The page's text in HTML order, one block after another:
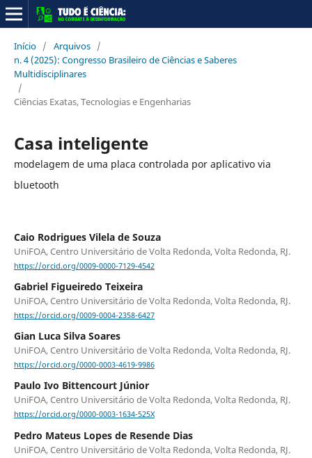
Início / Arquivos /
n. 4 (2025): Congresso Brasileiro de Ciências e Saberes
Multidisciplinares
/
Ciências Exatas, Tecnologias e Engenharias
Casa inteligente
modelagem de uma placa controlada por aplicativo via
bluetooth
Caio Rodrigues Vilela de Souza
UniFOA, Centro Universitário de Volta Redonda, Volta Redonda, RJ.
https://orcid.org/0009-0000-7129-4542
Gabriel Figueiredo Teixeira
UniFOA, Centro Universitário de Volta Redonda, Volta Redonda, RJ.
https://orcid.org/0009-0004-2358-6427
Gian Luca Silva Soares
UniFOA, Centro Universitário de Volta Redonda, Volta Redonda, RJ.
https://orcid.org/0000-0003-4619-9986
Paulo Ivo Bittencourt Júnior
UniFOA, Centro Universitário de Volta Redonda, Volta Redonda, RJ.
https://orcid.org/0000-0003-1634-525X
Pedro Mateus Lopes de Resende Dias
UniFOA, Centro Universitário de Volta Redonda, Volta Redonda, RJ.